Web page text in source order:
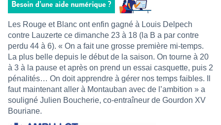
Les Rouge et Blanc ont enfin gagné à Louis Delpech
contre Lauzerte ce dimanche 23 à 18 (la B a par contre
perdu 44 à 6). « On a fait une grosse première mi-temps.
La plus belle depuis le début de la saison. On tourne à 20
à 3 à la pause et après on prend un essai casquette, puis 2
pénalités… On doit apprendre à gérer nos temps faibles. Il
faut maintenant aller à Montauban avec de l’ambition » a
souligné Julien Boucherie, co-entraîneur de Gourdon XV
Bouriane.